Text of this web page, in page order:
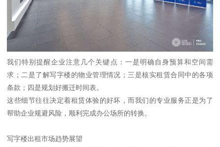
我们特别提醒企业注意几个关键点：一是明确自身预算和空间需
求；二是了解写字楼的物业管理情况；三是核实租赁合同中的各项
条款；四是规划好搬迁时间表。
这些细节往往决定着租赁体验的好坏，而我们的专业服务正是为了
帮助企业规避风险，顺利完成办公场所的转换。
写字楼出租市场趋势展望